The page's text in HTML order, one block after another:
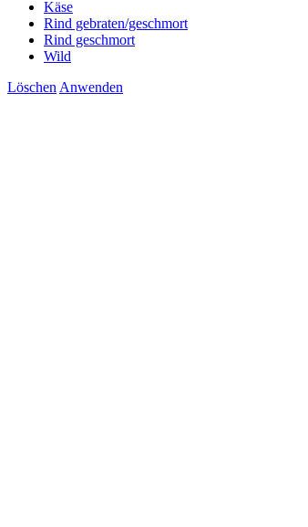
Käse
Rind gebraten/geschmort
Rind geschmort
Wild
Löschen Anwenden